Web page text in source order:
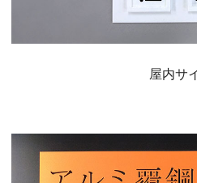
屋内サ